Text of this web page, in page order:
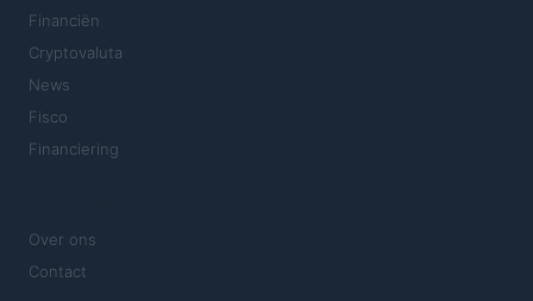
Financiën
Cryptovaluta
News
Fisco
Financiering
Over ons
Contact